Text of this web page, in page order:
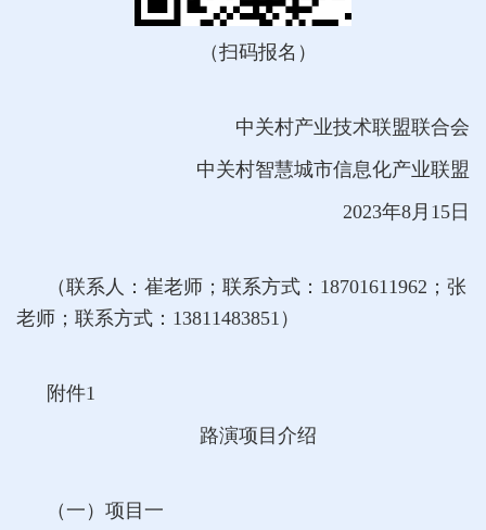
（扫码报名）
中关村产业技术联盟联合会
中关村智慧城市信息化产业联盟
2023年8月15日
（联系人：崔老师；联系方式：18701611962；张
老师；联系方式：13811483851）
附件1
路演项目介绍
（一）项目一